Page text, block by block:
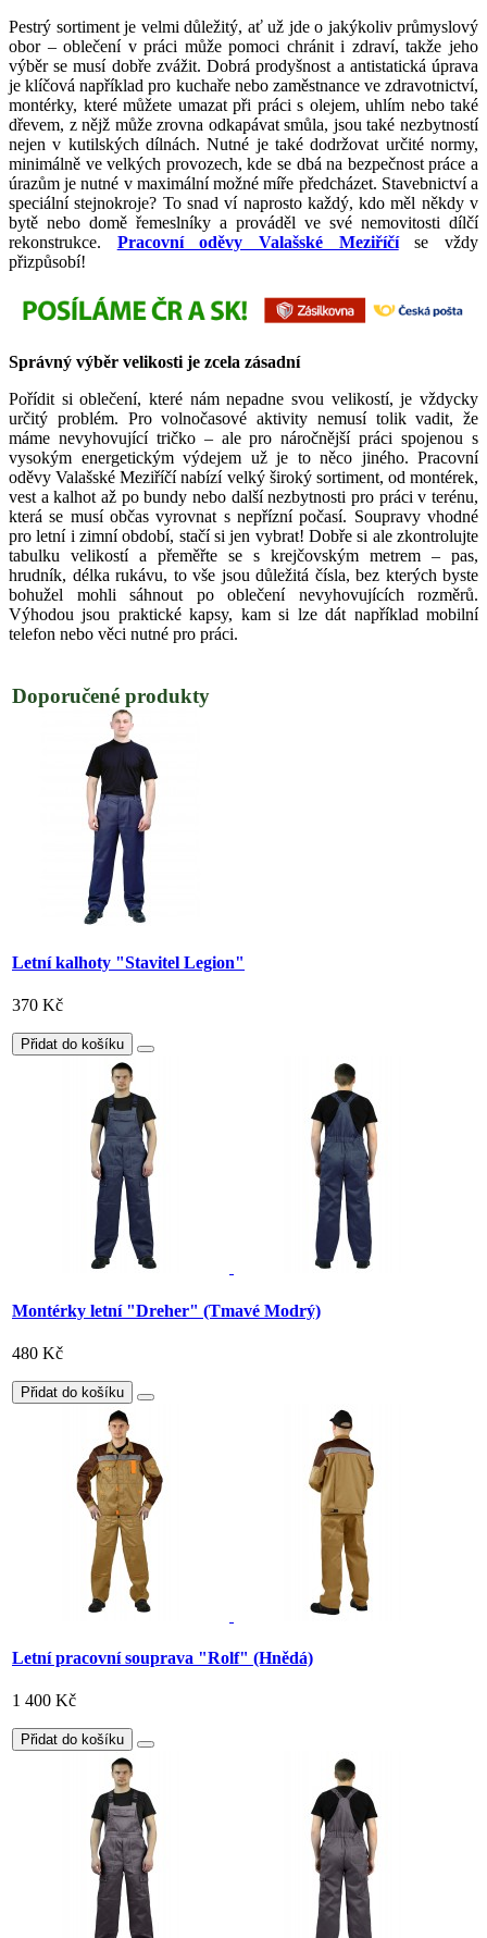
Pestrý sortiment je velmi důležitý, ať už jde o jakýkoliv průmyslový
obor – oblečení v práci může pomoci chránit i zdraví, takže jeho
výběr se musí dobře zvážit. Dobrá prodyšnost a antistatická úprava
je klíčová například pro kuchaře nebo zaměstnance ve zdravotnictví,
montérky, které můžete umazat při práci s olejem, uhlím nebo také
dřevem, z nějž může zrovna odkapávat smůla, jsou také nezbytností
nejen v kutilských dílnách. Nutné je také dodržovat určité normy,
minimálně ve velkých provozech, kde se dbá na bezpečnost práce a
úrazům je nutné v maximální možné míře předcházet. Stavebnictví a
speciální stejnokroje? To snad ví naprosto každý, kdo měl někdy v
bytě nebo domě řemeslníky a prováděl ve své nemovitosti dílčí
rekonstrukce. Pracovní oděvy Valašské Meziříčíse vždy
přizpůsobí!
Správný výběr velikosti je zcela zásadní
Pořídit si oblečení, které nám nepadne svou velikostí, je vždycky
určitý problém. Pro volnočasové aktivity nemusí tolik vadit, že
máme nevyhovující tričko – ale pro náročnější práci spojenou s
vysokým energetickým výdejem už je to něco jiného. Pracovní
oděvy Valašské Meziříčí nabízí velký široký sortiment, od montérek,
vest a kalhot až po bundy nebo další nezbytnosti pro práci v terénu,
která se musí občas vyrovnat s nepřízní počasí. Soupravy vhodné
pro letní i zimní období, stačí si jen vybrat! Dobře si ale zkontrolujte
tabulku velikostí a přeměřte se s krejčovským metrem – pas,
hrudník, délka rukávu, to vše jsou důležitá čísla, bez kterých byste
bohužel mohli sáhnout po oblečení nevyhovujících rozměrů.
Výhodou jsou praktické kapsy, kam si lze dát například mobilní
telefon nebo věci nutné pro práci.
Doporučené produkty
Letní kalhoty "Stavitel Legion"
370 Kč
Přidat do košíku
Montérky letní "Dreher" (Tmavé Modrý)
480 Kč
Přidat do košíku
Letní pracovní souprava "Rolf" (Hnědá)
1 400 Kč
Přidat do košíku